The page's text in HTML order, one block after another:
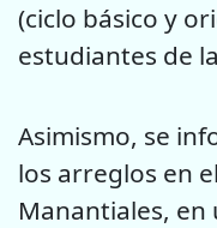
(ciclo básico y
estudiantes de
Asimismo, se
los arreglos en
Manantiales,